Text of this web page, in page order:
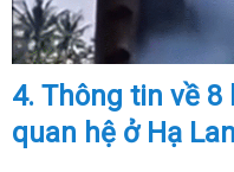
4. Thông tin về 8
quan hệ ở Hạ